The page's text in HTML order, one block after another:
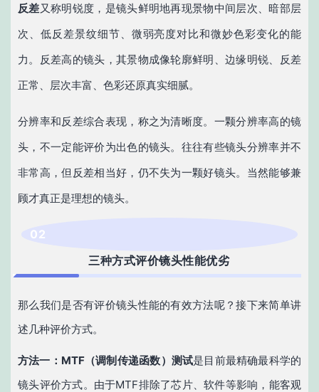
反差又称明锐度，是镜头鲜明地再现景物中间层次、暗部层
次、低反差景纹细节、微弱亮度对比和微妙色彩变化的能
力。反差高的镜头，其景物成像轮廓鲜明、边缘明锐、反差
正常、层次丰富、色彩还原真实细腻。
分辨率和反差综合表现，称之为清晰度。一颗分辨率高的镜
头，不一定能评价为出色的镜头。往往有些镜头分辨率并不
非常高，但反差相当好，仍不失为一颗好镜头。当然能够兼
顾才真正是理想的镜头。
02
三种方式评价镜头性能优劣
那么我们是否有评价镜头性能的有效方法呢？接下来简单讲
述几种评价方式。
方法一： MTF（调制传递函数）测试是目前最精确最科学的
镜头评价方式。由于MTF排除了芯片、软件等影响，能客观